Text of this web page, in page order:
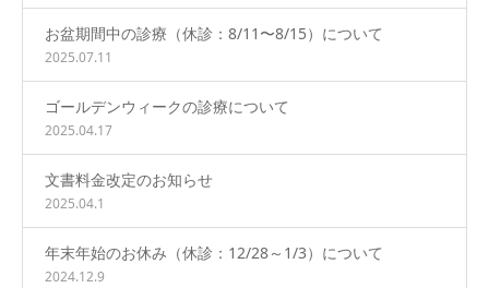
お盆期間中の診療（休診：8/11〜8/15）について
2025.07.11
ゴールデンウィークの診療について
2025.04.17
文書料金改定のお知らせ
2025.04.1
年末年始のお休み（休診：12/28～1/3）について
2024.12.9